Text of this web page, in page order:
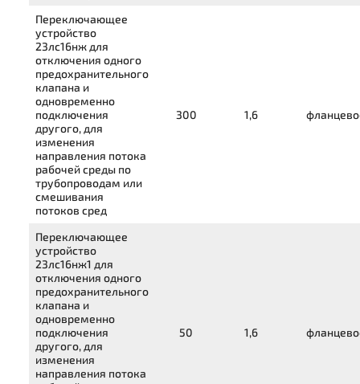
Переключающее
устройство
23лс16нж для
отключения одного
предохранительного
клапана и
одновременно
подключения
другого, для
изменения
направления потока
рабочей среды по
трубопроводам или
смешивания
потоков сред
300 1,6
Переключающее
устройство
23лс16нж1 для
отключения одного
предохранительного
клапана и
одновременно
подключения
другого, для
изменения
направления потока
50 1,6